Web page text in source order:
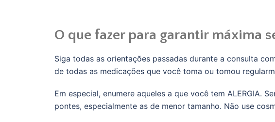
O que fazer para garantir máxima
Siga todas as orientações passadas durante a consulta
de todas as medicações que você toma ou tomou
Em especial, enumere aqueles a que você tem ALERGIA.
pontes, especialmente as de menor tamanho. Não use